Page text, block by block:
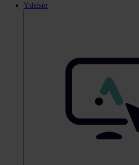
Ydelser